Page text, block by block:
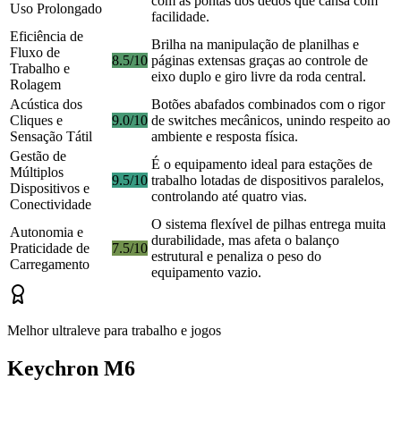
Uso Prolongado
facilidade.
Eficiência de
Fluxo de
Trabalho e
Rolagem
8.5/10
Brilha na manipulação de planilhas e
páginas extensas graças ao controle de
eixo duplo e giro livre da roda central.
Acústica dos
Cliques e
Sensação Tátil
9.0/10
Botões abafados combinados com o rigor
de switches mecânicos, unindo respeito ao
ambiente e resposta física.
Gestão de
Múltiplos
Dispositivos e
Conectividade
9.5/10
É o equipamento ideal para estações de
trabalho lotadas de dispositivos paralelos,
controlando até quatro vias.
Autonomia e
Praticidade de
Carregamento
7.5/10
O sistema flexível de pilhas entrega muita
durabilidade, mas afeta o balanço
estrutural e penaliza o peso do
equipamento vazio.
Melhor ultraleve para trabalho e jogos
Keychron M6